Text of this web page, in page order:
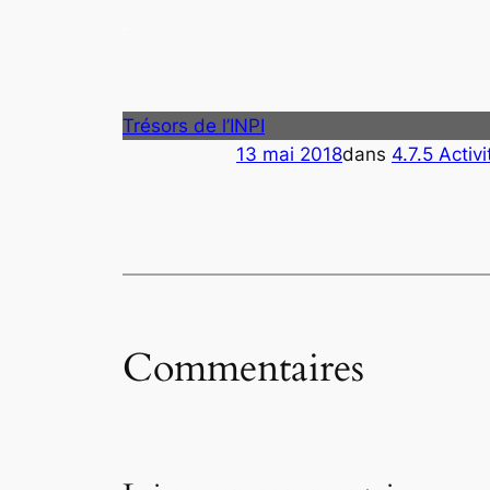
Trésors de l’INPI
13 mai 2018dans 4.7.5
Commentaires